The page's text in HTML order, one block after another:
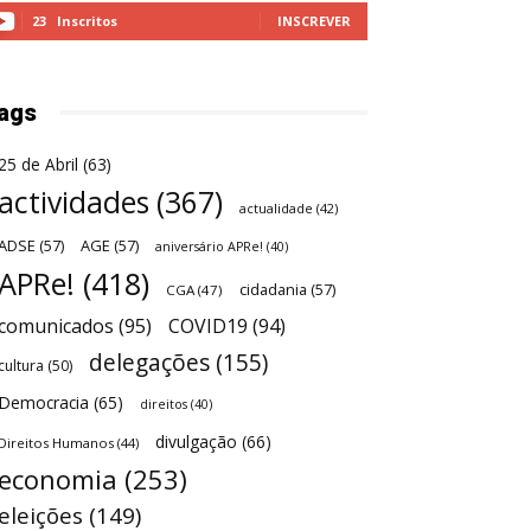
23 Inscritos INSCREVER
de Abril (63)
(367) actualidade (42)
(57) AGE (57) aniversário APRe! (40)
(418) CGA (47) cidadania (57)
(95) COVID19 (94)
(50) delegações (155)
(65) direitos (40)
Humanos (44) divulgação (66)
(253)
(149)